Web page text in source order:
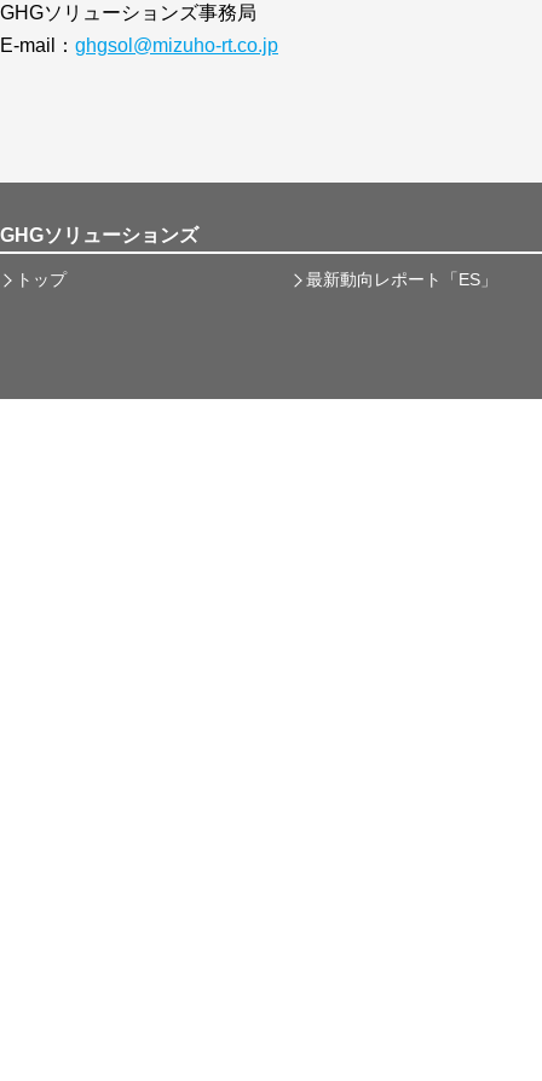
での確定基準公表を目指す。
金融庁は、サステナビリティ開示と保証のあり方に関す
GHGソリューションズ事務局
E-mail： ghgsol@mizuho-rt.co.jp
GHGソリューションズ
トップ 最新動向レポート「ES」